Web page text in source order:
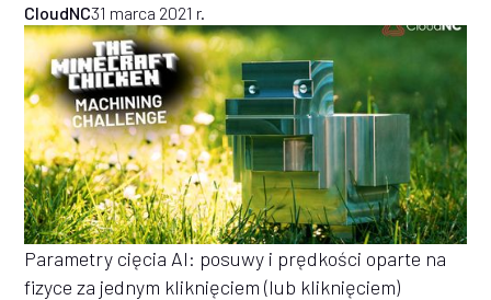
CloudNC31 marca 2021 r.
Parametry cięcia AI: posuwy i prędkości oparte na
fizyce za jednym kliknięciem (lub kliknięciem)